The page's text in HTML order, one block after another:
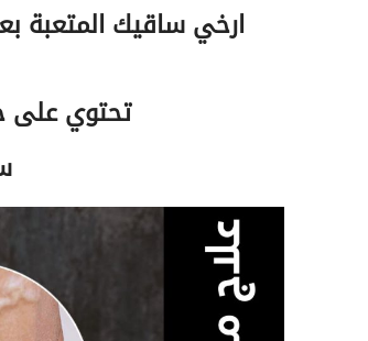
ارخي ساقيك المتعبة
تحتوي على